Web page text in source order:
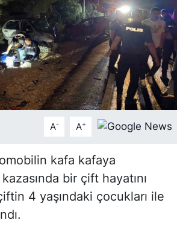
A- A+
kafa kafaya
kazasında bir çift hayatını
4 yaşındaki çocukları ile